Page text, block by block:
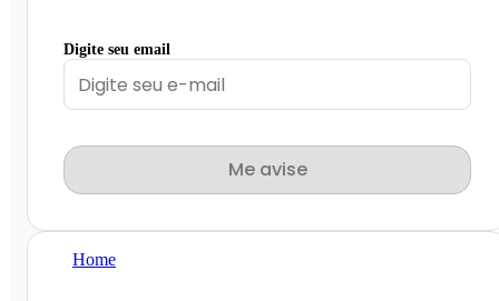
Digite seu email
Me avise
Home